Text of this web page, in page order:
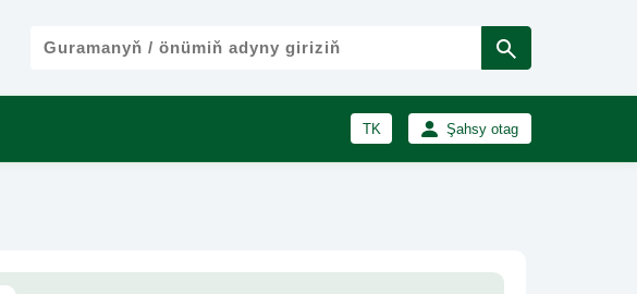
TK
RU
Şahsy otag